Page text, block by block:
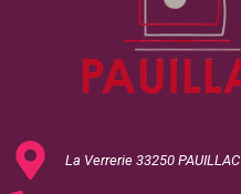
La Verrerie 33250 PAUILLAC